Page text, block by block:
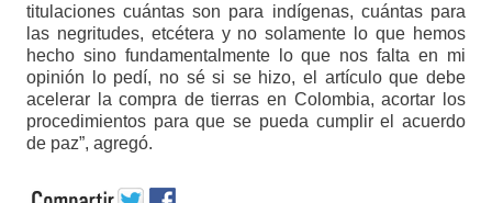
titulaciones cuántas son para indígenas, cuántas para
las negritudes, etcétera y no solamente lo que hemos
hecho sino fundamentalmente lo que nos falta en mi
opinión lo pedí, no sé si se hizo, el artículo que debe
acelerar la compra de tierras en Colombia, acortar los
procedimientos para que se pueda cumplir el acuerdo
de paz”, agregó.